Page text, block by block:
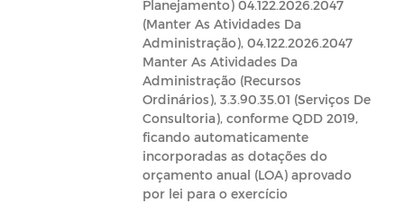
Planejamento) 04.122.2026.2047
(Manter As Atividades Da
Administração), 04.122.2026.2047
Manter As Atividades Da
Administração (Recursos
Ordinários), 3.3.90.35.01 (Serviços De
Consultoria), conforme QDD 2019,
ficando automaticamente
incorporadas as dotações do
orçamento anual (LOA) aprovado
por lei para o exercício